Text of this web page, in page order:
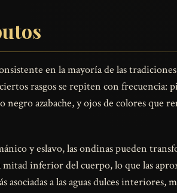
en la mayoría de las
rasgos se repiten con frecuencia:
azabache, y ojos de colores que
y eslavo, las ondinas pueden
mitad inferior del cuerpo, lo que las
asociadas a las aguas dulces